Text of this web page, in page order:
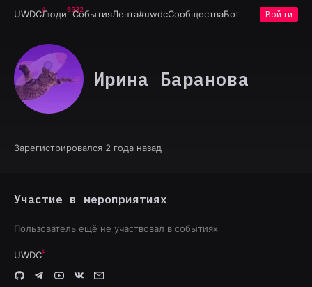
UWDCЛюди6932
СобытияЛента#uwdcСообществаБот Войти
Ирина Баранова
Зарегистрировался 2 года назад
Участие в мероприятиях
Пользователь ещё не участвовал в событиях
UWDC